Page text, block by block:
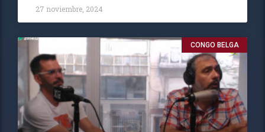
27 noviembre, 2024
CONGO BELGA